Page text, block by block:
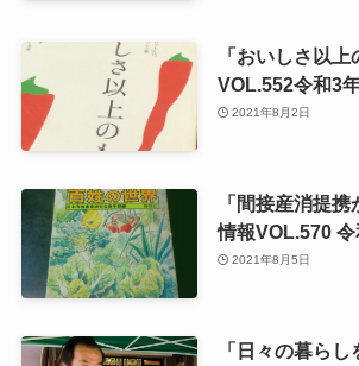
「おいしさ以
VOL.552令和3
2021年8月2日
「間接産消提
情報VOL.570
2021年8月5日
「日々の暮ら